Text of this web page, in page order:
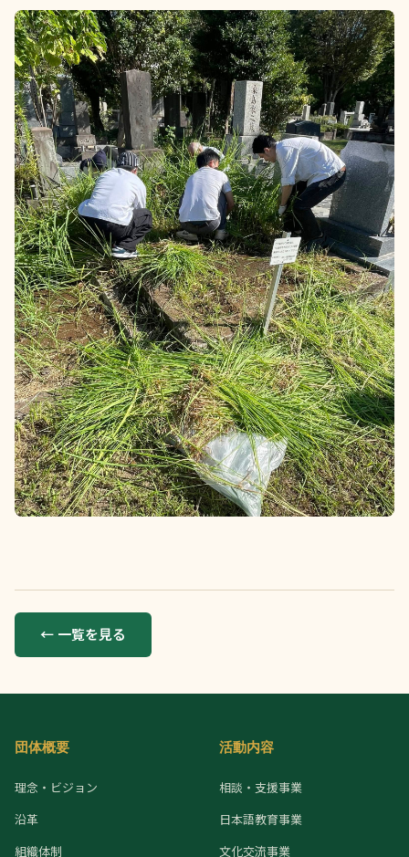
← 一覧を見る
団体概要
理念・ビジョン
沿革
組織体制
活動内容
相談・支援事業
日本語教育事業
文化交流事業